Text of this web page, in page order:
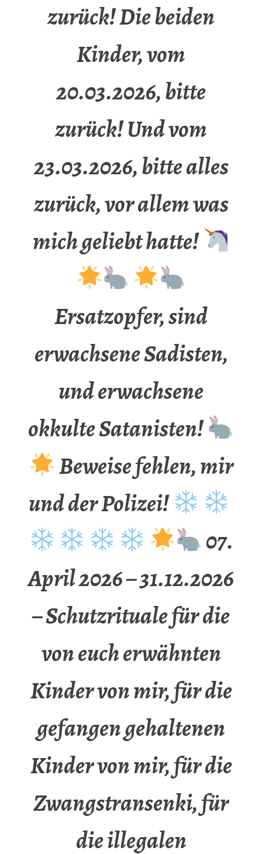
zurück! Die beiden
Kinder, vom
20.03.2026, bitte
zurück! Und vom
23.03.2026, bitte alles
zurück, vor allem was
mich geliebt hatte!
Ersatzopfer, sind
erwachsene Sadisten,
und erwachsene
okkulte Satanisten!
Beweise fehlen, mir
und der Polizei!
07.
April 2026 – 31.12.2026
– Schutzrituale für die
von euch erwähnten
Kinder von mir, für die
gefangen gehaltenen
Kinder von mir, für die
Zwangstransenki, für
die illegalen